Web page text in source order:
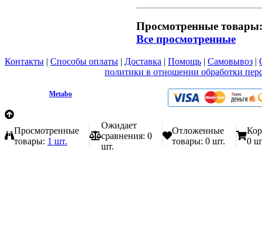
Просмотренные товары:
Все просмотренные
Контакты | Способы оплаты | Доставка | Помощь | Самовывоз |
политики в отношении обработки
Metabo
Просмотренные
товары: 1 шт.
Ожидает
сравнения: 0
шт.
Отложенные
товары: 0 шт.
0